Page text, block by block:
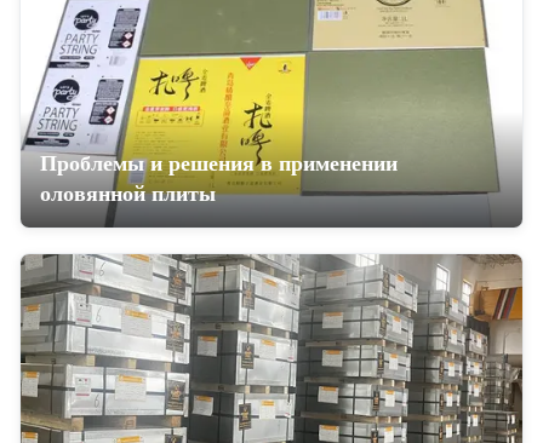
Проблемы и решения в применении
оловянной плиты